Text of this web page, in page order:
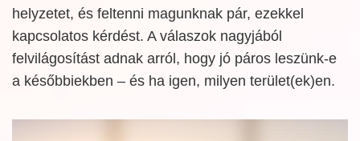
helyzetet, és feltenni magunknak pár, ezekkel
kapcsolatos kérdést. A válaszok nagyjából
felvilágosítást adnak arról, hogy jó páros leszünk-e
a későbbiekben – és ha igen, milyen terület(ek)en.